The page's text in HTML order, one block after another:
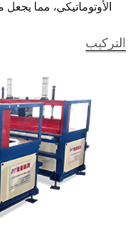
الأوتوماتيكي، مما
التركيب